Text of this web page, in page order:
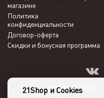
магазине
Политика
конфиденциальности
Договор-оферта
Скидки и бонусная программа
21Shop и Cookies